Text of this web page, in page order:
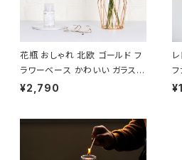
花瓶 おしゃれ 北欧 ゴールド フ
ラワーベース かわいい ガラス N
TFV002
¥2,790